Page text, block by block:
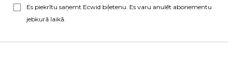
Es piekrītu saņemt Ecwid biļetenu. Es varu anulēt abonementu
jebkurā laikā.